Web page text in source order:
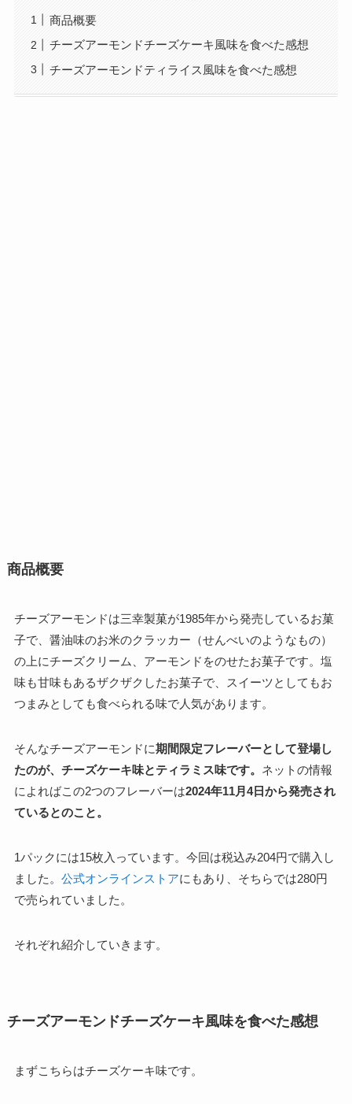
商品概要
チーズアーモンドチーズケーキ風味を食べた感想
チーズアーモンドティライス風味を食べた感想
商品概要
チーズアーモンドは三幸製菓が1985年から発売しているお菓
子で、醤油味のお米のクラッカー（せんべいのようなもの）
の上にチーズクリーム、アーモンドをのせたお菓子です。塩
味も甘味もあるザクザクしたお菓子で、スイーツとしてもお
つまみとしても食べられる味で人気があります。
そんなチーズアーモンドに期間限定フレーバーとして登場し
たのが、チーズケーキ味とティラミス味です。 ネットの情報
によればこの2つのフレーバーは2024年11月4日から発売され
ているとのこと。
1パックには15枚入っています。今回は税込み204円で購入し
ました。 公式オンラインストアにもあり、そちらでは280円
で売られていました。
それぞれ紹介していきます。
チーズアーモンドチーズケーキ風味を食べた感想
まずこちらはチーズケーキ味です。